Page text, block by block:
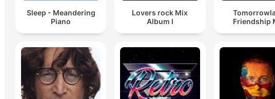
Sleep - Meandering
Piano
Lovers rock Mix
Album I
Friendship